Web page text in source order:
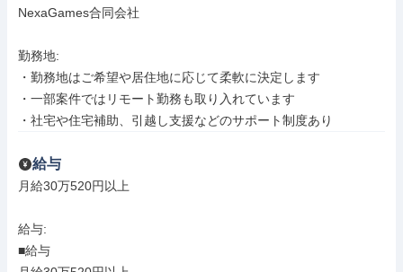
NexaGames合同会社
勤務地:
・勤務地はご希望や居住地に応じて柔軟に決定します
・一部案件ではリモート勤務も取り入れています
・社宅や住宅補助、引越し支援などのサポート制度あり
給与
月給30万520円以上
給与:
■給与